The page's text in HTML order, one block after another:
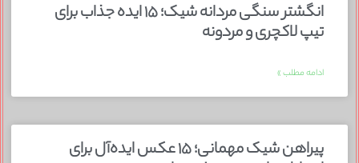
انگشتر سنگی مردانه شیک؛ ۱۵ ایده جذاب برای
تیپ لاکچری و مردونه
ادامه مطلب »
پیراهن شیک مهمانی؛ ۱۵ عکس ایده‌آل برای